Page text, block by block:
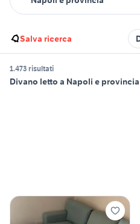
Salva ricerca
1.473 risultati
Divano letto a Napoli e provincia